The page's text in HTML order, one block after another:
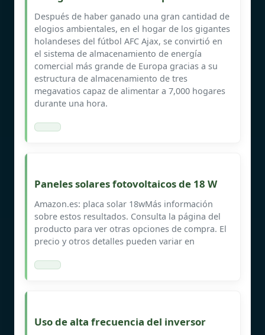
Después de haber ganado una gran cantidad de
elogios ambientales, en el hogar de los gigantes
holandeses del fútbol AFC Ajax, se convirtió en
el sistema de almacenamiento de energía
comercial más grande de Europa gracias a su
estructura de almacenamiento de tres
megavatios capaz de alimentar a 7,000 hogares
durante una hora.
Paneles solares fotovoltaicos de 18 W
Amazon.es: placa solar 18wMás información
sobre estos resultados. Consulta la página del
producto para ver otras opciones de compra. El
precio y otros detalles pueden variar en
Uso de alta frecuencia del inversor